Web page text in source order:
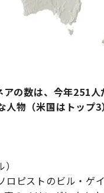
の数は、今年251
物（米国はトップ3
ロピストのビル・ゲ